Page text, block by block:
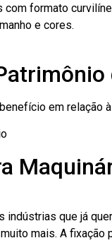
com formato
e cores.
em relação
indústrias que já
mais. A fixação